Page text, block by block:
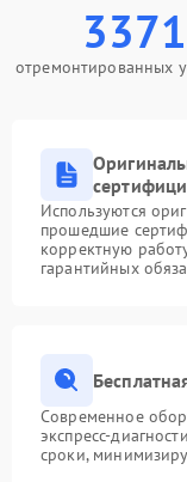
3371
отремонтированных
Используются
прошедшие
корректную
гарантийных
Современное
экспресс-
сроки,